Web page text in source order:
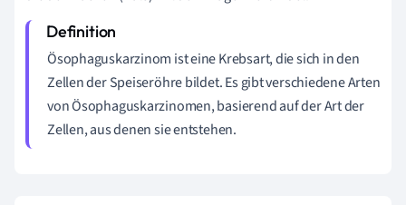
Ösophaguskarzinom ist eine Krebsart, die sich in den
Zellen der Speiseröhre bildet. Es gibt verschiedene Arten
von Ösophaguskarzinomen, basierend auf der Art der
Zellen, aus denen sie entstehen.